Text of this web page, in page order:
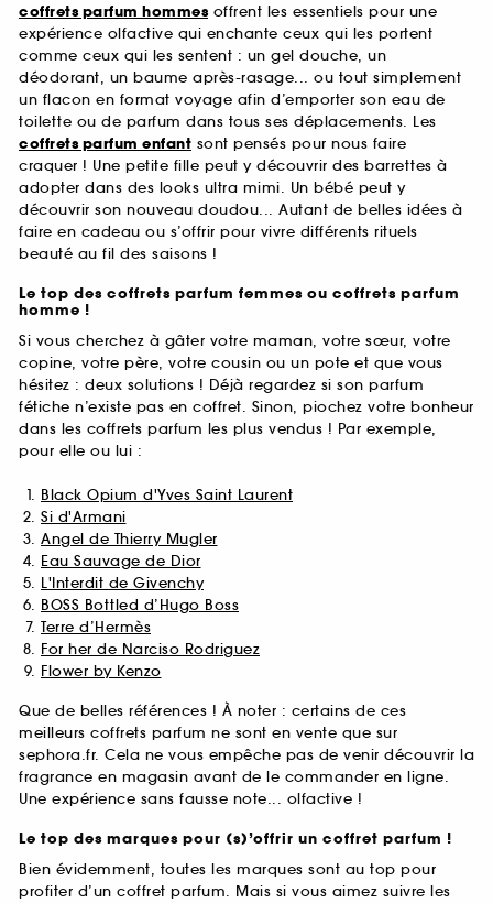
coffrets parfum hommesoffrent les essentiels pour une
expérience olfactive qui enchante ceux qui les portent
comme ceux qui les sentent : un gel douche, un
déodorant, un baume après-rasage... ou tout simplement
un flacon en format voyage afin d’emporter son eau de
toilette ou de parfum dans tous ses déplacements. Les
coffrets parfum enfant sont pensés pour nous faire
craquer ! Une petite fille peut y découvrir des barrettes à
adopter dans des looks ultra mimi. Un bébé peut y
découvrir son nouveau doudou... Autant de belles idées à
faire en cadeau ou s’offrir pour vivre différents rituels
beauté au fil des saisons !
Le top des coffrets parfum femmes ou coffrets parfum
homme !
Si vous cherchez à gâter votre maman, votre sœur, votre
copine, votre père, votre cousin ou un pote et que vous
hésitez : deux solutions ! Déjà regardez si son parfum
fétiche n’existe pas en coffret. Sinon, piochez votre bonheur
dans les coffrets parfum les plus vendus ! Par exemple,
pour elle ou lui :
Black Opium d'Yves Saint Laurent
Si d'Armani
Angel de Thierry Mugler
Eau Sauvage de Dior
L'Interdit de Givenchy
BOSS Bottled d’Hugo Boss
Terre d’Hermès
For her de Narciso Rodriguez
Flower by Kenzo
Que de belles références ! À noter : certains de ces
meilleurs coffrets parfum ne sont en vente que sur
sephora.fr. Cela ne vous empêche pas de venir découvrir la
fragrance en magasin avant de le commander en ligne.
Une expérience sans fausse note... olfactive !
Le top des marques pour (s)’offrir un coffret parfum !
Bien évidemment, toutes les marques sont au top pour
profiter d’un coffret parfum. Mais si vous aimez suivre les